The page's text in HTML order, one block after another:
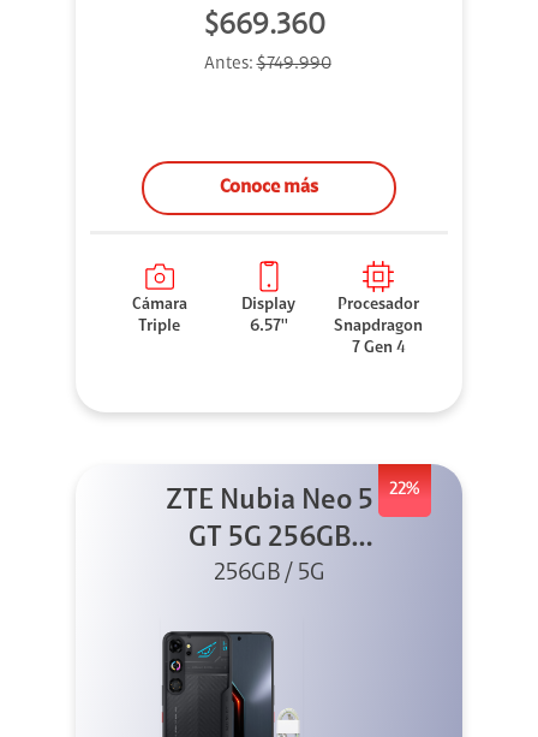
$669.360
Antes:$749.990
Conoce más
Cámara
Triple
Display
6.57''
Procesador
Snapdragon
7 Gen 4
22%
ZTE Nubia Neo 5
GT 5G 256GB
Negro + GPAD +
256GB / 5G